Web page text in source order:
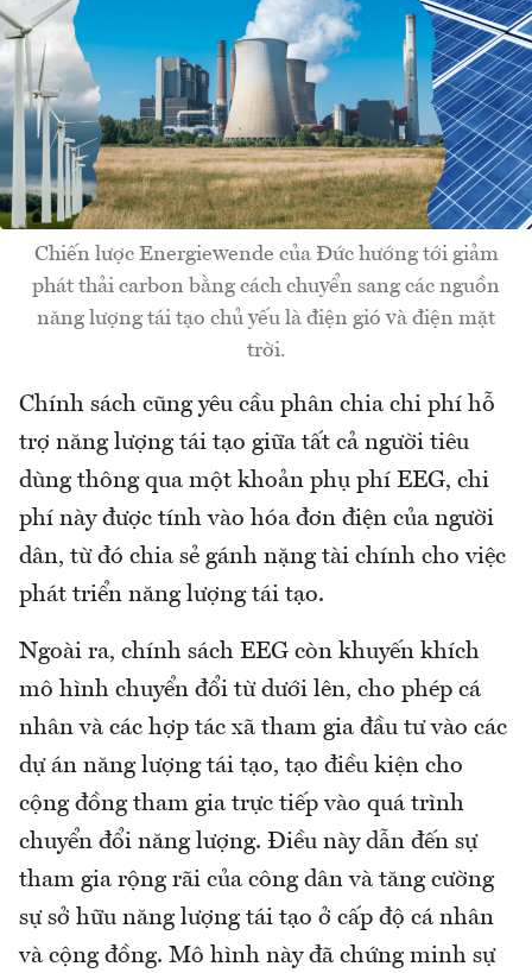
Chiến lược Energiewende của Đức hướng tới giảm
phát thải carbon bằng cách chuyển sang các nguồn
năng lượng tái tạo chủ yếu là điện gió và điện mặt
trời.
Chính sách cũng yêu cầu phân chia chi phí hỗ
trợ năng lượng tái tạo giữa tất cả người tiêu
dùng thông qua một khoản phụ phí EEG, chi
phí này được tính vào hóa đơn điện của người
dân, từ đó chia sẻ gánh nặng tài chính cho việc
phát triển năng lượng tái tạo.
Ngoài ra, chính sách EEG còn khuyến khích
mô hình chuyển đổi từ dưới lên, cho phép cá
nhân và các hợp tác xã tham gia đầu tư vào các
dự án năng lượng tái tạo, tạo điều kiện cho
cộng đồng tham gia trực tiếp vào quá trình
chuyển đổi năng lượng. Điều này dẫn đến sự
tham gia rộng rãi của công dân và tăng cường
sự sở hữu năng lượng tái tạo ở cấp độ cá nhân
và cộng đồng. Mô hình này đã chứng minh sự